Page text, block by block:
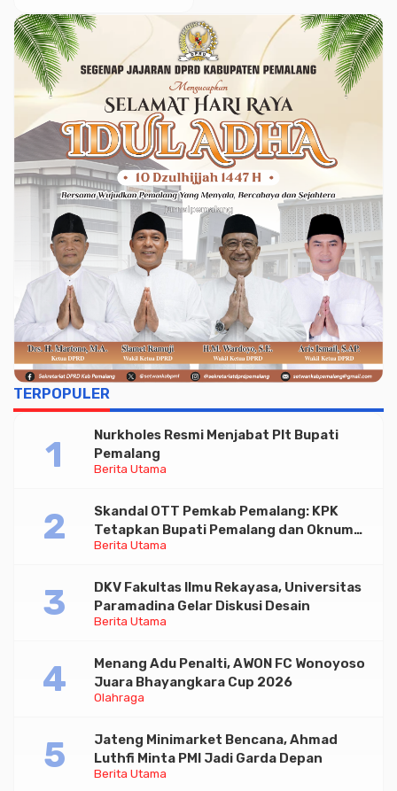
TERPOPULER
Berita Utama
Nurkholes Resmi Menjabat Plt Bupati
Pemalang
Berita Utama
Skandal OTT Pemkab Pemalang: KPK
Tetapkan Bupati Pemalang dan Oknum
Staf Internal Sebagai Tersangka
Berita Utama
DKV Fakultas Ilmu Rekayasa, Universitas
Paramadina Gelar Diskusi Desain
Olahraga
Menang Adu Penalti, AWON FC Wonoyoso
Juara Bhayangkara Cup 2026
Berita Utama
Jateng Minimarket Bencana, Ahmad
Luthfi Minta PMI Jadi Garda Depan